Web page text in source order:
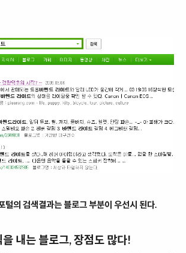
털의 검색결과는 블로그 부분이 우선시 된다.
내는 블로그, 장점도 많다!